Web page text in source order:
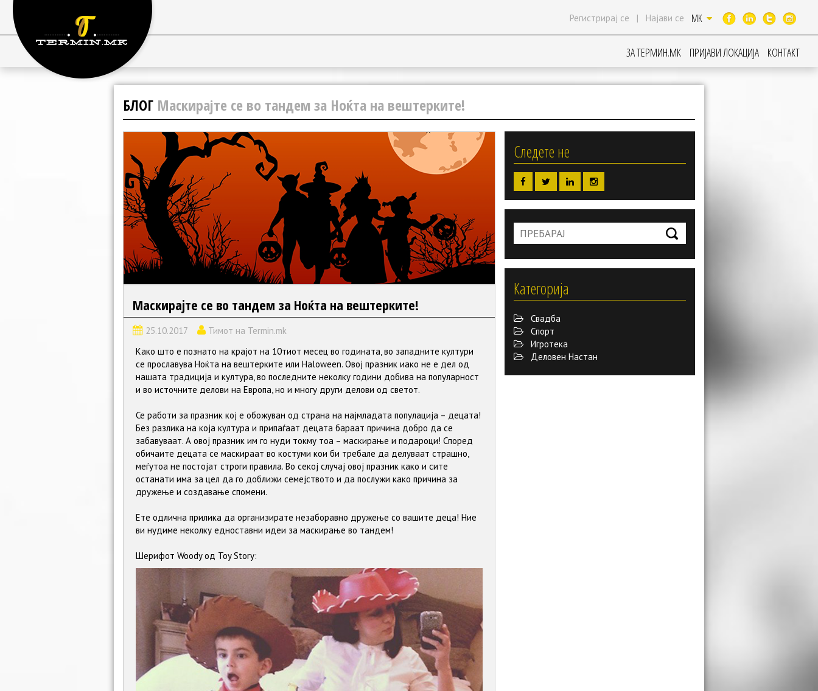
MK
Најави се
|
Регистрирај се
ЗА ТЕРМИН.МК ПРИЈАВИ ЛОКАЦИЈА КОНТАКТ
БЛОГ Маскирајте се во тандем за Ноќта на вештерките!
Маскирајте се во тандем за Ноќта на вештерките!
25.10.2017
Тимот на Termin.mk
Како што е познато на крајот на 10тиот месец во годината, во западните култури
се прославува Ноќта на вештерките или Haloween. Овој празник иако не е дел од
нашата традиција и култура, во последните неколку години добива на популарност
и во источните делови на Европа, но и многу други делови од светот.
Се работи за празник кој е обожуван од страна на најмладата популација – децата!
Без разлика на која култура и припаѓаат децата бараат причина добро да се
забавуваат. А овој празник им го нуди токму тоа – маскирање и подароци! Според
обичаите децата се маскираат во костуми кои би требале да делуваат страшно,
меѓутоа не постојат строги правила. Во секој случај овој празник како и сите
останати има за цел да го доближи семејството и да послужи како причина за
дружење и создавање спомени.
Ете одлична прилика да организирате незаборавно дружење со вашите деца! Ние
ви нудиме неколку едноставни идеи за маскирање во тандем!
Шерифот Woody од Toy Story:
Следете не
Категорија
Свадба
Спорт
Игротека
Деловен Настан